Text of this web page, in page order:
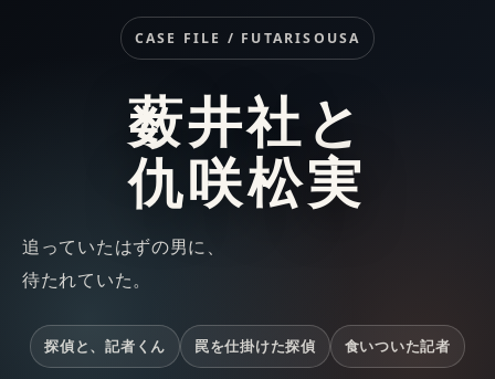
CASE FILE / FUTARISOUSA
薮井社と
仇咲松実
追っていたはずの男に、
待たれていた。
探偵と、記者くん 罠を仕掛けた探偵 食いついた記者